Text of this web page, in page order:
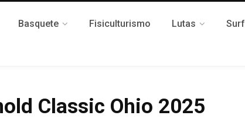
Basquete Fisiculturismo Lutas Surf
Classic Ohio 2025